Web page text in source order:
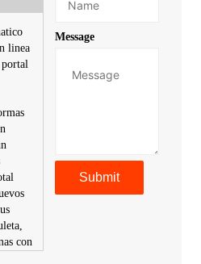
linea
portal
con
Message